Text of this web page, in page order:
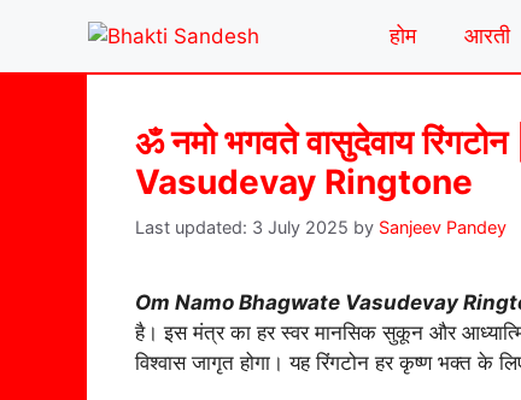
content
होम आरती
ॐ नमो भगवते वासुदेवाय
Vasudevay Ringtone
3 July 2025 by Sanjeev Pandey
Om Namo Bhagwate Vasudevay
है। इस मंत्र का हर स्वर मानसिक सुकून और
विश्वास जागृत होगा। यह रिंगटोन हर कृष्ण भक्त के